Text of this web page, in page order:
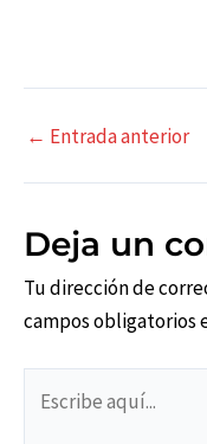
Navegación
← Entrada anterior
Deja un
Tu dirección de
campos obligatorios
aquí...